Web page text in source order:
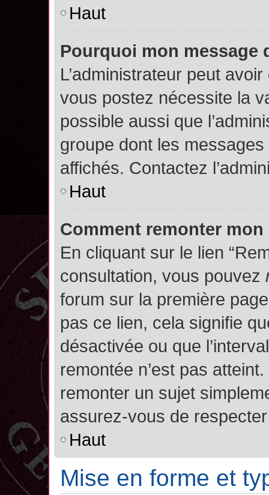
Haut
Pourquoi mon message
L’administrateur peut
vous postez nécessite la
possible aussi que
groupe dont les
affichés. Contactez
Haut
Comment remonter
En cliquant sur le lien
consultation, vous pouvez
forum sur la première
pas ce lien, cela signifie
désactivée ou que
remontée n’est pas
remonter un sujet
assurez-vous de
Haut
Mise en forme et